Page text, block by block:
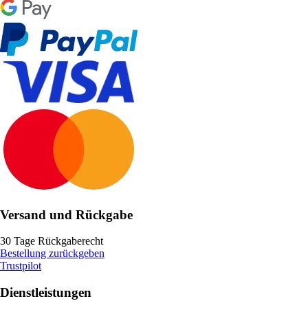
Versand und Rückgabe
30 Tage Rückgaberecht
Bestellung zurückgeben
Trustpilot
Dienstleistungen